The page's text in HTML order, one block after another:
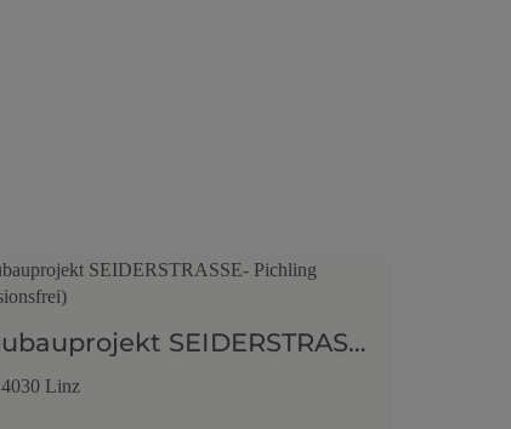
Neubauprojekt SEIDERSTRASSE- Pichling (provisionsfrei)
4030 Linz